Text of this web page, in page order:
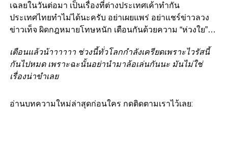
เฉลยในวันต่อมา เป็นเรื่องที่ต่างประเทศเค้าทำกัน
ประเทศไทยทำไม่ได้นะครับ อย่าเผยแพร่ อย่าแชร์ข่าวลวง
ข่าวเท็จ ผิดกฎหมายโทษหนัก เตือนกันด้วยความ “ห่วงใย”…
เตือนแล้วน้าาาาาา ช่วงนี้ทั่วโลกกำลังเครียดเพราะไวรัสนี้
กันไปหมด เพราะฉะนั้นอย่านำมาล้อเล่นกันนะ มันไม่ใช่
เรื่องน่าขำเลย
อ่านบทความใหม่ล่าสุดก่อนใคร กดติดตามเราไว้เลย: